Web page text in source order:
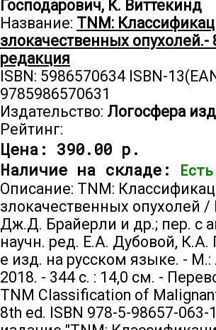
Господарович, К. Виттекинд
Название: TNM:
злокачественных опухолей.-
редакция
ISBN: 5986570634 ISBN-
9785986570631
Издательство: Логосфера
Рейтинг:
Цена: 390.00 р.
Наличие на складе:
Описание: TNM:
злокачественных опухолей
Дж.Д. Брайерли и др.; пер. с
научн. ред. Е.А. Дубовой, К.А.
е изд. на русском языке. - М.:
2018. - 344 с. : 14,0 см. -
TNM Classification of
8th ed. ISBN 978-5-98657-